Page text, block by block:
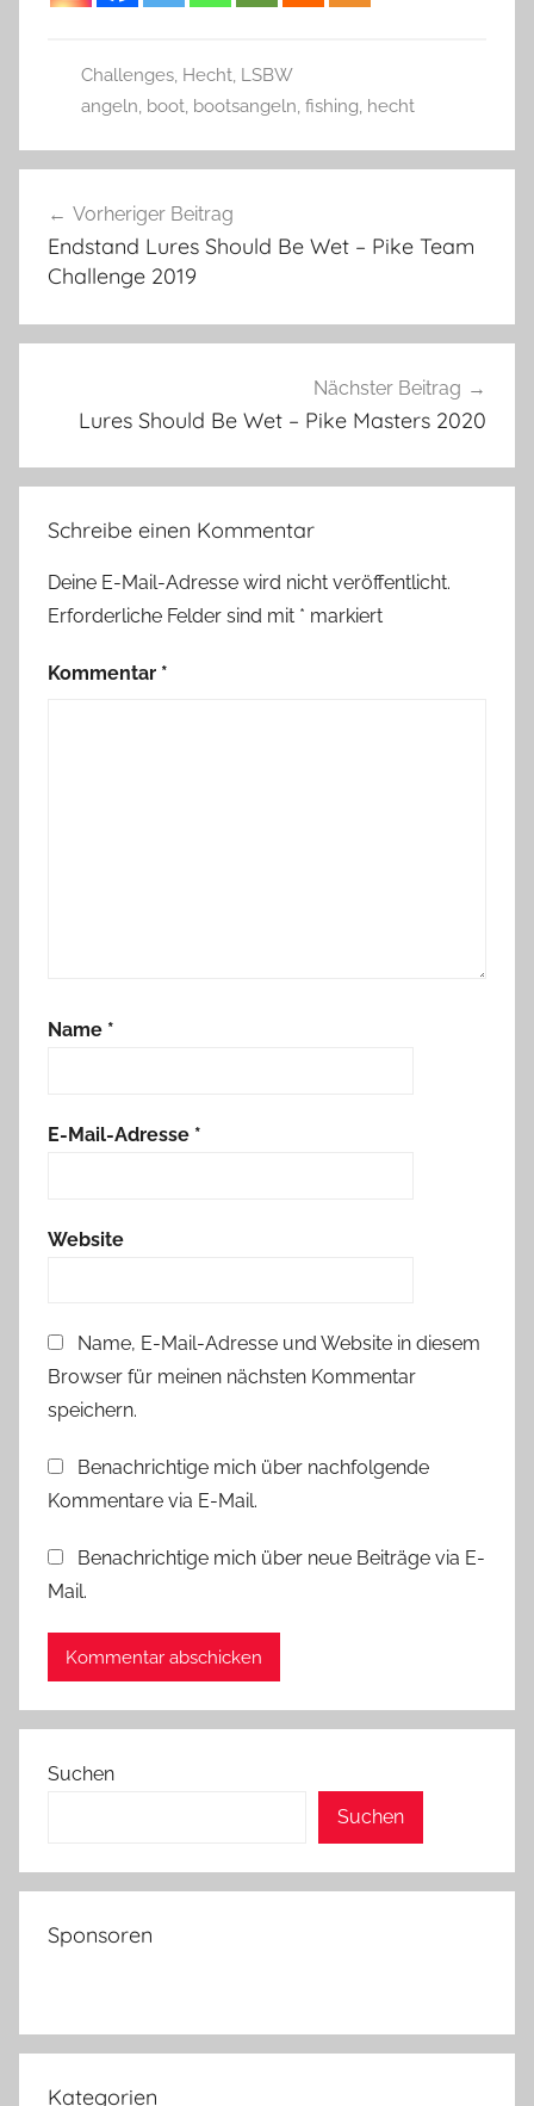
Challenges, Hecht, LSBW
angeln, boot, bootsangeln, fishing, hecht
Vorheriger Beitrag
Endstand Lures Should Be Wet – Pike Team
Challenge 2019
Nächster Beitrag
Lures Should Be Wet – Pike Masters 2020
Schreibe einen Kommentar
Deine E-Mail-Adresse wird nicht veröffentlicht.
Erforderliche Felder sind mit * markiert
Kommentar *
Name *
E-Mail-Adresse *
Website
Name, E-Mail-Adresse und Website in diesem
Browser für meinen nächsten Kommentar
speichern.
Benachrichtige mich über nachfolgende
Kommentare via E-Mail.
Benachrichtige mich über neue Beiträge via E-
Mail.
Suchen
Suchen
Sponsoren
Kategorien